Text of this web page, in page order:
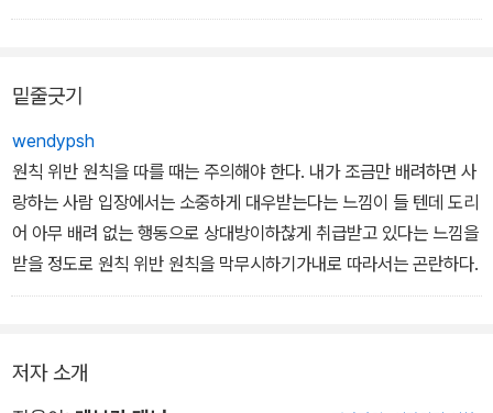
중차대한 인식이 확립되기도 하고 무너지기도 하기 때문이다. 여기서
다. 솥 안에 무엇이 있고 솥의 압력이 어떤 영향을 끼치는지 알고 나면
그 내용물을 지금까지와 다른 방식으로 휘휘 저으며 섞을 수 있다.
_ 시작하는 글 … 9쪽
가족의 장점, 좀 더 깊이 들어가서 사랑의 장점은 상대방이 나를 속속
들이 알아서 굳이 속마음을 밝힐 필요가 없다는 것이다. 나를 애지중
지하는 사람이 나의 행복을 바라지 않는 낯선 사람들로 가득 찬 세상
은 우리를 지척에서 보기 때문에 우리의 결점을 모조리 볼 수 있다. 그
밑줄긋기
wendypsh
원칙 위반 원칙을 따를 때는 주의해야 한다. 내가 조금만 배려하면 사
랑하는 사람 입장에서는 소중하게 대우받는다는 느낌이 들 텐데 도리
어 아무 배려 없는 행동으로 상대방이하찮게 취급받고 있다는 느낌을
받을 정도로 원칙 위반 원칙을 막무시하기가내로 따라서는 곤란하다.
저자 소개